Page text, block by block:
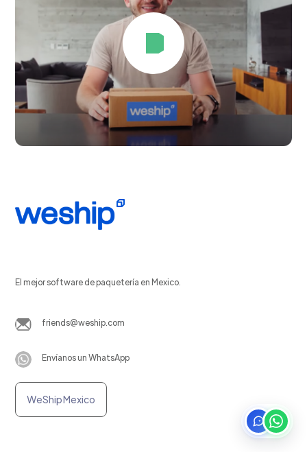
El mejor software de paquetería en Mexico.
friends@weship.com
Envíanos un WhatsApp
WeShip Mexico